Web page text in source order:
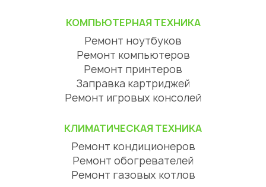
КОМПЬЮТЕРНАЯ ТЕХНИКА
Ремонт ноутбуков
Ремонт компьютеров
Ремонт принтеров
Заправка картриджей
Ремонт игровых консолей
КЛИМАТИЧЕСКАЯ ТЕХНИКА
Ремонт кондиционеров
Ремонт обогревателей
Ремонт газовых котлов